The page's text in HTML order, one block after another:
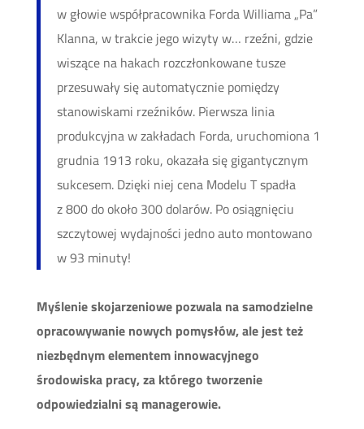
w głowie współpracownika Forda Williama „Pa”
Klanna, w trakcie jego wizyty w… rzeźni, gdzie
wiszące na hakach rozczłonkowane tusze
przesuwały się automatycznie pomiędzy
stanowiskami rzeźników. Pierwsza linia
produkcyjna w zakładach Forda, uruchomiona 1
grudnia 1913 roku, okazała się gigantycznym
sukcesem. Dzięki niej cena Modelu T spadła
z 800 do około 300 dolarów. Po osiągnięciu
szczytowej wydajności jedno auto montowano
w 93 minuty!
Myślenie skojarzeniowe pozwala na samodzielne
opracowywanie nowych pomysłów, ale jest też
niezbędnym elementem innowacyjnego
środowiska pracy, za którego tworzenie
odpowiedzialni są managerowie.